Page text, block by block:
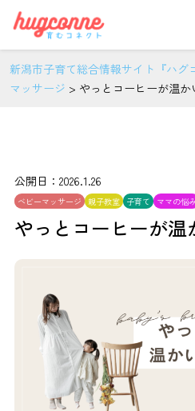
新潟市子育て総合情報サイト『ハグ
マッサージ > やっとコーヒーが温か
公開日：2026.1.26
ベビーマッサージ 親子教室 子育て ママの悩み
やっとコーヒーが温